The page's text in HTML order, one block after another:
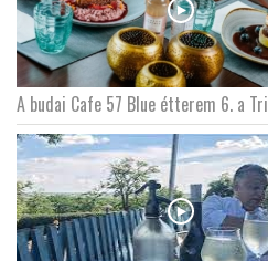
A budai Cafe 57 Blue étterem 6. a